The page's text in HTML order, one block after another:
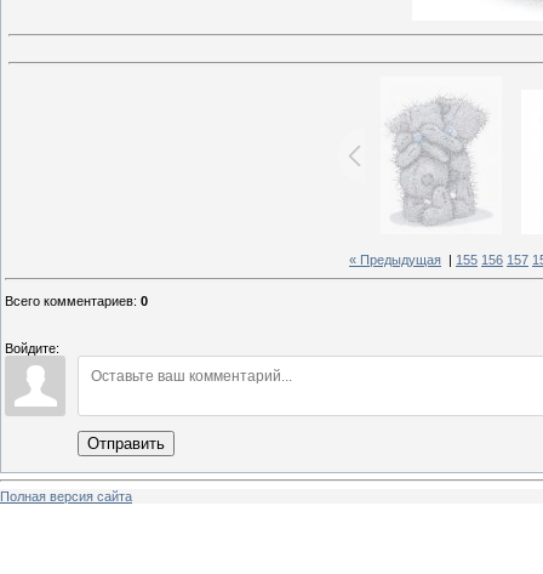
« Предыдущая 155 156 157
Всего комментариев: 0
Войдите:
Отправить
Полная версия сайта